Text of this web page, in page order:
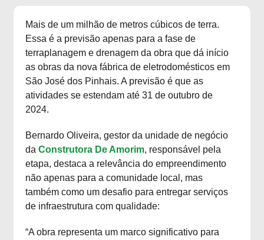
Mais de um milhão de metros cúbicos de terra.
Essa é a previsão apenas para a fase de
terraplanagem e drenagem da obra que dá início
as obras da nova fábrica de eletrodomésticos em
São José dos Pinhais. A previsão é que as
atividades se estendam até 31 de outubro de
2024.
Bernardo Oliveira, gestor da unidade de negócio
da Construtora De Amorim, responsável pela
etapa, destaca a relevância do empreendimento
não apenas para a comunidade local, mas
também como um desafio para entregar serviços
de infraestrutura com qualidade:
“A obra representa um marco significativo para